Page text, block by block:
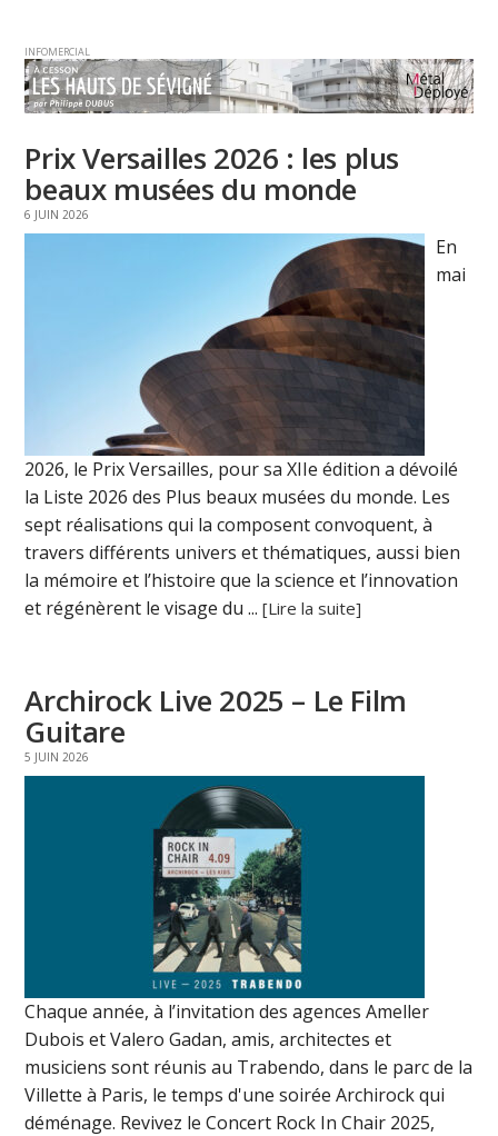
INFOMERCIAL
Prix Versailles 2026 : les plus
beaux musées du monde
6 JUIN 2026
En
mai
2026, le Prix Versailles, pour sa XIIe édition a dévoilé
la Liste 2026 des Plus beaux musées du monde. Les
sept réalisations qui la composent convoquent, à
travers différents univers et thématiques, aussi bien
la mémoire et l’histoire que la science et l’innovation
et régénèrent le visage du ...[Lire la suite]
Archirock Live 2025 – Le Film
Guitare
5 JUIN 2026
Chaque année, à l’invitation des agences Ameller
Dubois et Valero Gadan, amis, architectes et
musiciens sont réunis au Trabendo, dans le parc de la
Villette à Paris, le temps d'une soirée Archirock qui
déménage. Revivez le Concert Rock In Chair 2025,